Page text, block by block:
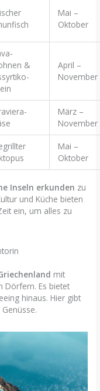
Mai –
Oktober
&
April –
November
März –
November
Mai –
Oktober
Inseln erkunden zu
und Küche bieten
ein, um alles zu
mit
Dörfern. Es bietet
hinaus. Hier gibt